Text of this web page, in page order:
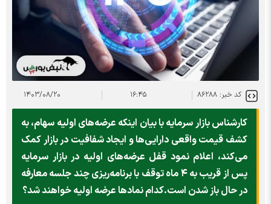
کد خبر: ۸۶۲۸۸ ۱۶:۴۵ ۱۴۰۳/۰۸/۲۰
کارشناس بازار سرمایه با بیان اینکه عرضه‌های اولیه سهام، به
کشف قیمت واقعی دارایی‌ها و ایجاد شفافیت در بازار کمک
می‌کند، اعلام نمود قفل عرضه‌های اولیه در بازار سرمایه
پس از قریب به ۴ ماه توقف با برنامه‌ریزی چند جلسه معارفه
در حال باز شدن است.کدام نمادها عرضه اولیه خواهند شد؟